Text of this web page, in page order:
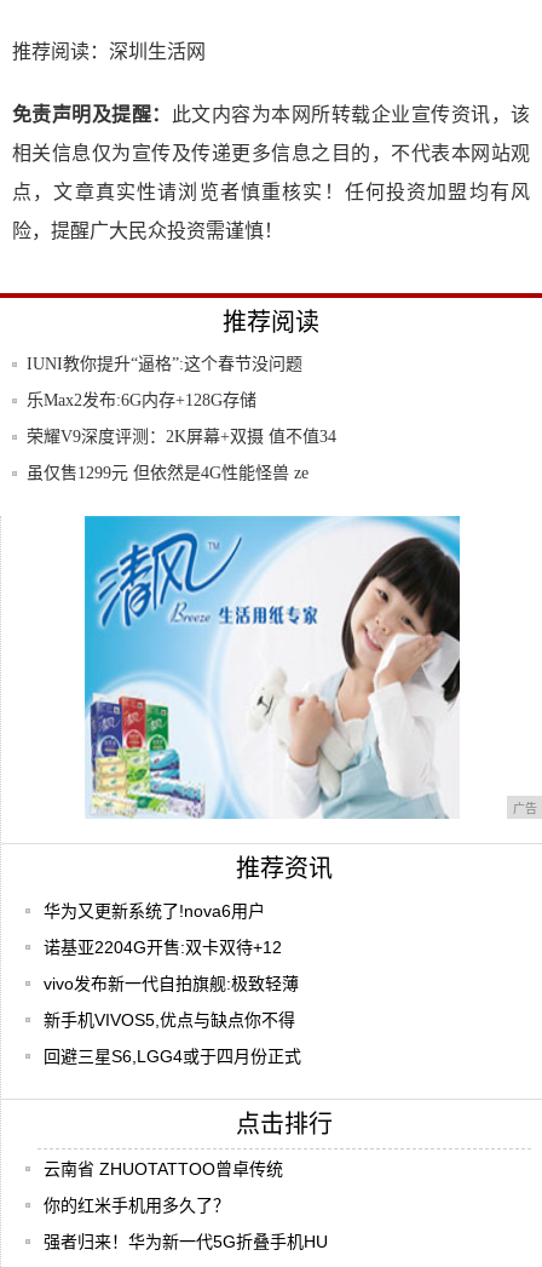
推荐阅读： 深圳生活网
免责声明及提醒：
此文内容为本网所转载企业宣传资讯，该
相关信息仅为宣传及传递更多信息之目的，不代表本网站观
点，文章真实性请浏览者慎重核实！任何投资加盟均有风
险，提醒广大民众投资需谨慎！
推荐阅读
IUNI教你提升“逼格”:这个春节没问题
乐Max2发布:6G内存+128G存储
荣耀V9深度评测：2K屏幕+双摄 值不值34
虽仅售1299元 但依然是4G性能怪兽 ze
vivo Xplay6评测：转型拍照的首款旗
广告
推荐资讯
华为又更新系统了!nova6用户
诺基亚2204G开售:双卡双待+12
vivo发布新一代自拍旗舰:极致轻薄
新手机VIVOS5,优点与缺点你不得
回避三星S6,LGG4或于四月份正式
点击排行
云南省 ZHUOTATTOO曾卓传统
你的红米手机用多久了？
强者归来！华为新一代5G折叠手机HU